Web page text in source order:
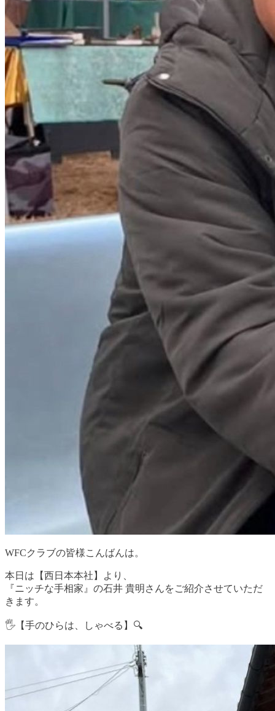
WFCクラブの皆様こんばんは。
本日は【西日本本社】より、
『ニッチな手相家』の石井 貴明さんをご紹介させていただ
きます。
🖐️【手のひらは、しゃべる】🔍